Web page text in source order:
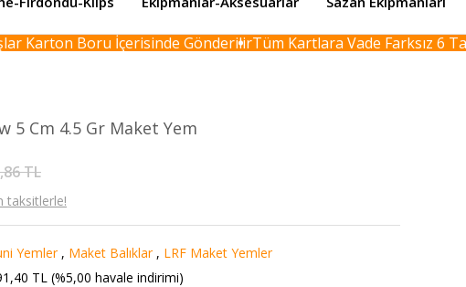
Karton Boru İçerisinde GönderilirTüm Kartlara Vade Farksız 6
5 Cm 4.5 Gr Maket Yem
TL
taksitlerle!
Yemler , Maket Balıklar , LRF Maket Yemler
TL (%5,00 havale indirimi)